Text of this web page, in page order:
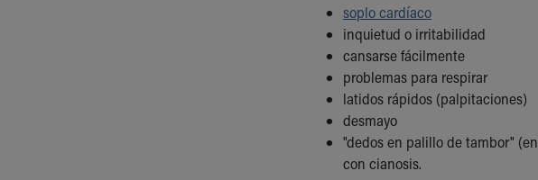
soplo cardíaco
inquietud o irritabilidad
cansarse fácilmente
problemas para respirar
latidos rápidos (palpitaciones)
desmayo
"dedos en palillo de tambor"
con cianosis.